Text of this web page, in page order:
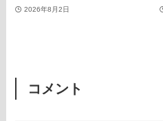
2026年8月2日
コメント